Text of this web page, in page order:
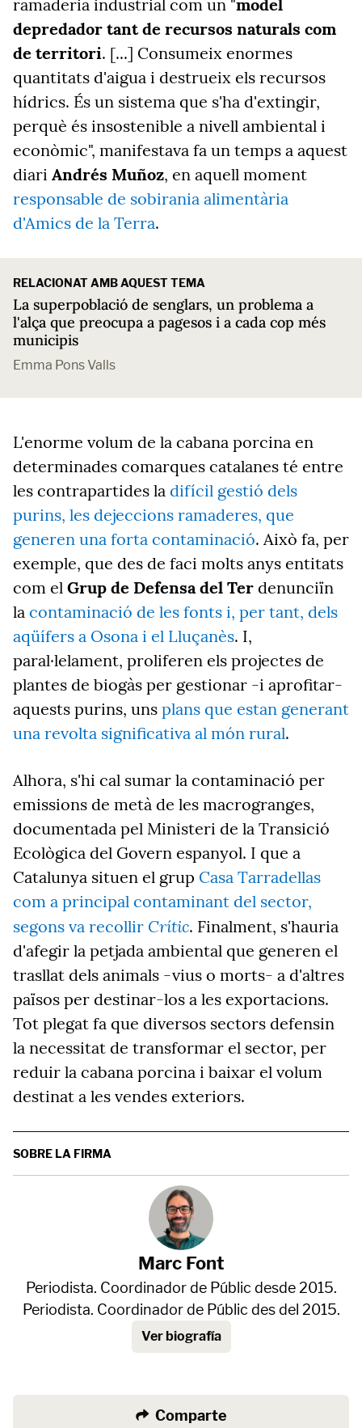
ramaderia industrial com un "model
depredador tant de recursos naturals com
de territori. [...] Consumeix enormes
quantitats d'aigua i destrueix els recursos
hídrics. És un sistema que s'ha d'extingir,
perquè és insostenible a nivell ambiental i
econòmic", manifestava fa un temps a aquest
diari Andrés Muñoz, en aquell moment
responsable de sobirania alimentària
d'Amics de la Terra.
RELACIONAT AMB AQUEST TEMA
La superpoblació de senglars, un problema a
l'alça que preocupa a pagesos i a cada cop més
municipis
Emma Pons Valls
L'enorme volum de la cabana porcina en
determinades comarques catalanes té entre
les contrapartides la difícil gestió dels
purins, les dejeccions ramaderes, que
generen una forta contaminació. Això fa, per
exemple, que des de faci molts anys entitats
com el Grup de Defensa del Ter denunciïn
la contaminació de les fonts i, per tant, dels
aqüífers a Osona i el Lluçanès. I,
paral·lelament, proliferen els projectes de
plantes de biogàs per gestionar -i aprofitar-
aquests purins, uns plans que estan generant
una revolta significativa al món rural.
Alhora, s'hi cal sumar la contaminació per
emissions de metà de les macrogranges,
documentada pel Ministeri de la Transició
Ecològica del Govern espanyol. I que a
Catalunya situen el grup Casa Tarradellas
com a principal contaminant del sector,
segons va recollir Crític. Finalment, s'hauria
d'afegir la petjada ambiental que generen el
trasllat dels animals -vius o morts- a d'altres
països per destinar-los a les exportacions.
Tot plegat fa que diversos sectors defensin
la necessitat de transformar el sector, per
reduir la cabana porcina i baixar el volum
destinat a les vendes exteriors.
SOBRE LA FIRMA
Marc Font
Periodista. Coordinador de Públic desde 2015.
Periodista. Coordinador de Públic des del 2015.
Ver biografía
Comparte